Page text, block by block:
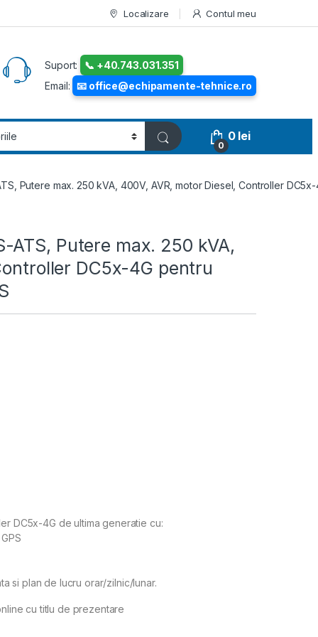
Localizare Contul meu
Suport:
📞 +40.743.031.351
Email:
📧 office@echipamente-tehnice.ro
0
0 lei
Putere max. 250 kVA, 400V, AVR, motor Diesel, Controller
ATS, Putere max. 250 kVA,
DC5x-4G pentru
DC5x-4G de ultima generatie cu:
si plan de lucru orar/zilnic/lunar.
cu titlu de prezentare